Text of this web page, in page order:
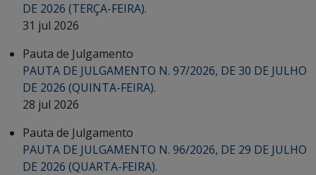
DE 2026 (TERÇA-FEIRA).
31 jul 2026
Pauta de Julgamento
PAUTA DE JULGAMENTO N. 97/2026, DE 30 DE JULHO
DE 2026 (QUINTA-FEIRA).
28 jul 2026
Pauta de Julgamento
PAUTA DE JULGAMENTO N. 96/2026, DE 29 DE JULHO
DE 2026 (QUARTA-FEIRA).